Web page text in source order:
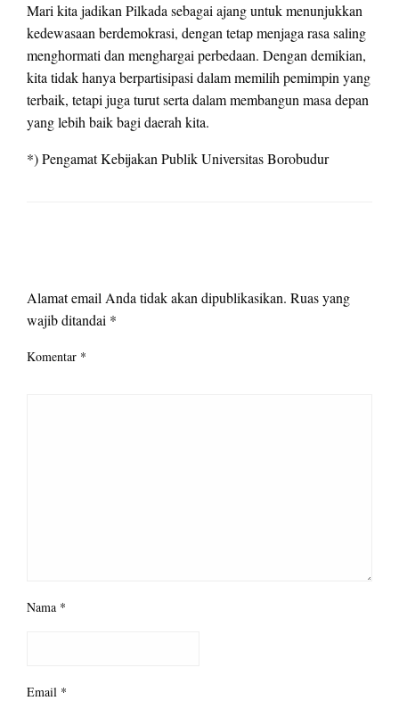
Mari kita jadikan Pilkada sebagai ajang untuk menunjukkan
kedewasaan berdemokrasi, dengan tetap menjaga rasa saling
menghormati dan menghargai perbedaan. Dengan demikian,
kita tidak hanya berpartisipasi dalam memilih pemimpin yang
terbaik, tetapi juga turut serta dalam membangun masa depan
yang lebih baik bagi daerah kita.
*) Pengamat Kebijakan Publik Universitas Borobudur
Alamat email Anda tidak akan dipublikasikan. Ruas yang
wajib ditandai *
Komentar *
Nama *
Email *